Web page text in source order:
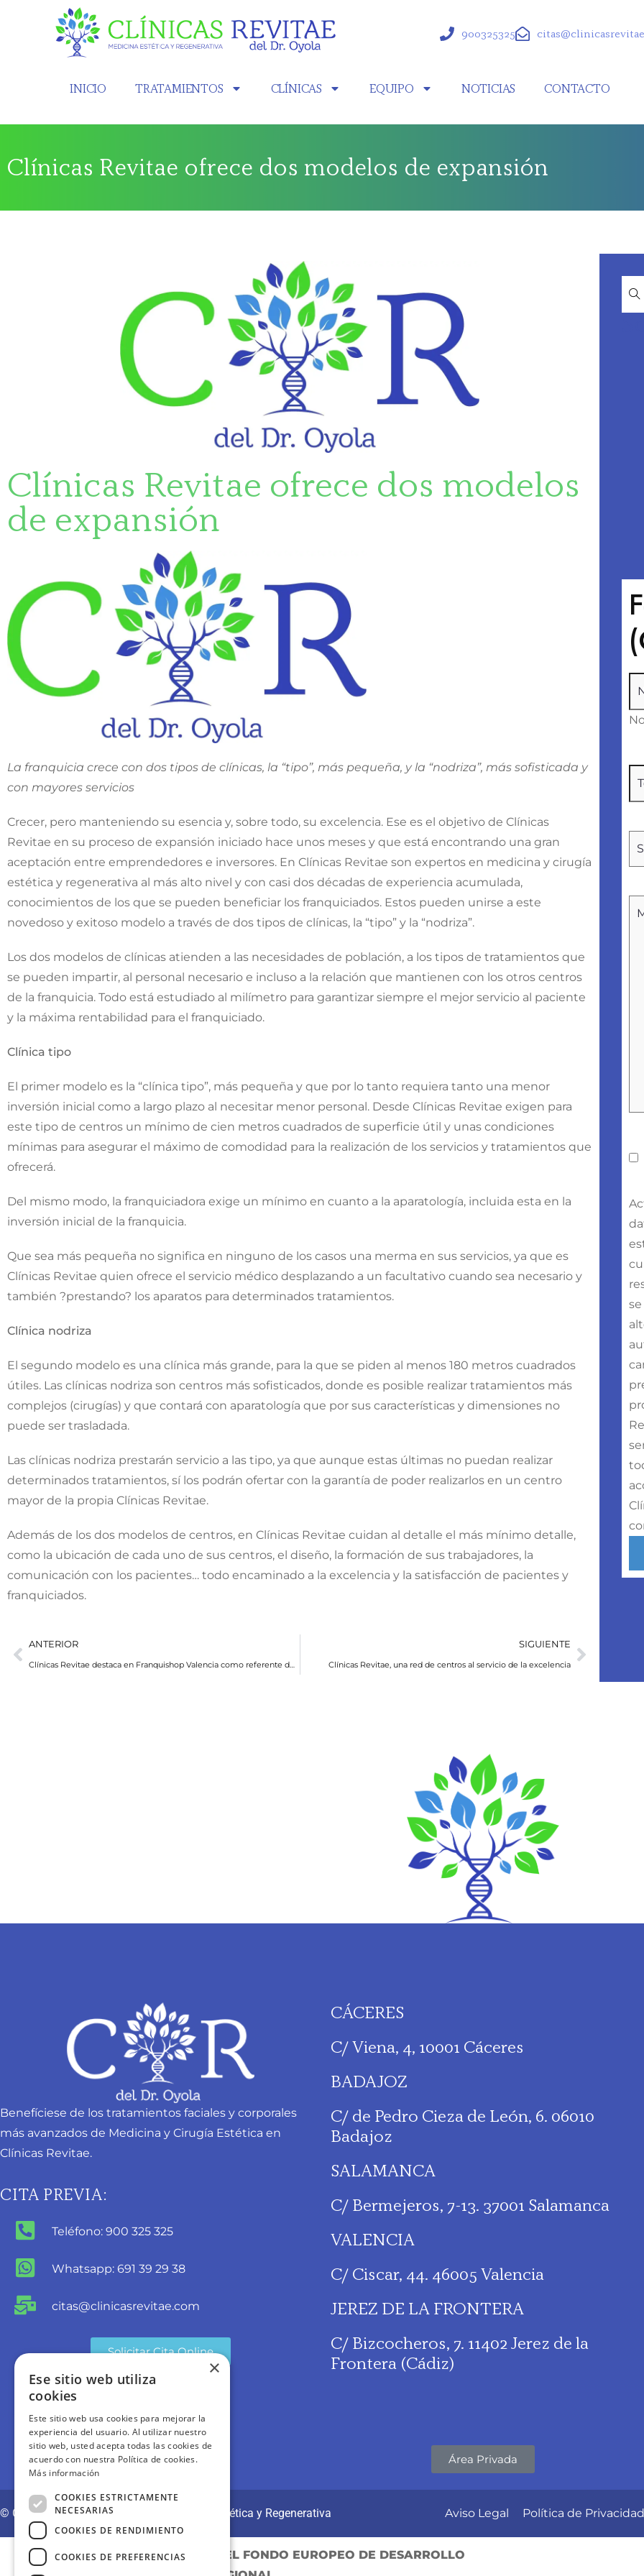
900325325
INICIO TRATAMIENTOS CLÍNICAS EQUIPO NOTICIAS CONTACTO
Clínicas Revitae ofrece dos modelos de expansión
Clínicas Revitae ofrece dos modelos
de expansión
La franquicia crece con dos tipos de clínicas, la “tipo”, más pequeña, y la “nodriza”, más sofisticada y
con mayores servicios
Crecer, pero manteniendo su esencia y, sobre todo, su excelencia. Ese es el objetivo de Clínicas
Revitae en su proceso de expansión iniciado hace unos meses y que está encontrando una gran
aceptación entre emprendedores e inversores. En Clínicas Revitae son expertos en medicina y cirugía
estética y regenerativa al más alto nivel y con casi dos décadas de experiencia acumulada,
conocimientos de los que se pueden beneficiar los franquiciados. Estos pueden unirse a este
novedoso y exitoso modelo a través de dos tipos de clínicas, la “tipo” y la “nodriza”.
Los dos modelos de clínicas atienden a las necesidades de población, a los tipos de tratamientos que
se pueden impartir, al personal necesario e incluso a la relación que mantienen con los otros centros
de la franquicia. Todo está estudiado al milímetro para garantizar siempre el mejor servicio al paciente
y la máxima rentabilidad para el franquiciado.
Clínica tipo
El primer modelo es la “clínica tipo”, más pequeña y que por lo tanto requiera tanto una menor
inversión inicial como a largo plazo al necesitar menor personal. Desde Clínicas Revitae exigen para
este tipo de centros un mínimo de cien metros cuadrados de superficie útil y unas condiciones
mínimas para asegurar el máximo de comodidad para la realización de los servicios y tratamientos que
ofrecerá.
Del mismo modo, la franquiciadora exige un mínimo en cuanto a la aparatología, incluida esta en la
inversión inicial de la franquicia.
Que sea más pequeña no significa en ninguno de los casos una merma en sus servicios, ya que es
Clínicas Revitae quien ofrece el servicio médico desplazando a un facultativo cuando sea necesario y
también ?prestando? los aparatos para determinados tratamientos.
Clínica nodriza
El segundo modelo es una clínica más grande, para la que se piden al menos 180 metros cuadrados
útiles. Las clínicas nodriza son centros más sofisticados, donde es posible realizar tratamientos más
complejos (cirugías) y que contará con aparatología que por sus características y dimensiones no
puede ser trasladada.
Las clínicas nodriza prestarán servicio a las tipo, ya que aunque estas últimas no puedan realizar
determinados tratamientos, sí los podrán ofertar con la garantía de poder realizarlos en un centro
mayor de la propia Clínicas Revitae.
Además de los dos modelos de centros, en Clínicas Revitae cuidan al detalle el más mínimo detalle,
como la ubicación de cada uno de sus centros, el diseño, la formación de sus trabajadores, la
comunicación con los pacientes… todo encaminado a la excelencia y la satisfacción de pacientes y
franquiciados.
ANTERIOR
Clínicas Revitae destaca en Franquishop Valencia como referente de la medicina y cirugía estética de calidad
SIGUIENTE
Clínicas Revitae, una red de centros al servicio de la excelencia
Benefíciese de los tratamientos faciales y corporales
más avanzados de Medicina y Cirugía Estética en
Clínicas Revitae.
CITA PREVIA:
Teléfono: 900 325 325
Whatsapp: 691 39 29 38
citas@clinicasrevitae.com
Solicitar Cita Online
CÁCERES
C/ Viena, 4, 10001 Cáceres
BADAJOZ
C/ de Pedro Cieza de León, 6. 06010
Badajoz
SALAMANCA
C/ Bermejeros, 7-13. 37001 Salamanca
VALENCIA
C/ Ciscar, 44. 46005 Valencia
JEREZ DE LA FRONTERA
C/ Bizcocheros, 7. 11402 Jerez de la
Frontera (Cádiz)
Área Privada
© CLÍNICAS REVITAE | Medicina y Cirugía Estética y Regenerativa Aviso Legal Política de Privacidad
PROYECTO COFINANCIADO POR EL FONDO EUROPEO DE DESARROLLO
×
Ese sitio web utiliza
cookies
Este sitio web usa cookies para mejorar la
experiencia del usuario. Al utilizar nuestro
sitio web, usted acepta todas las cookies de
acuerdo con nuestra Política de cookies.
Más información
COOKIES ESTRICTAMENTE
NECESARIAS
COOKIES DE RENDIMIENTO
COOKIES DE PREFERENCIAS